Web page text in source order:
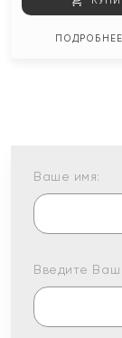
ПОДРОБНЕЕ
Ваше имя:
Введите